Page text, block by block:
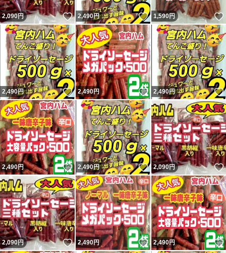
2,090円 いいね！
2,490円 いいね！
1,590円
2,490円 いいね！
2,490円 いいね！
2,490円
2,490円 いいね！
2,490円 いいね！
2,090円
2,090円 いいね！
2,490円 いいね！
2,490円